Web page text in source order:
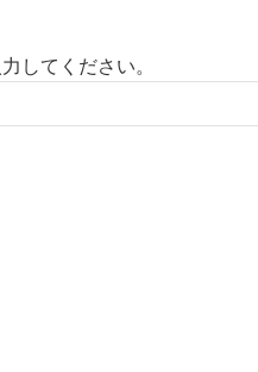
してください。